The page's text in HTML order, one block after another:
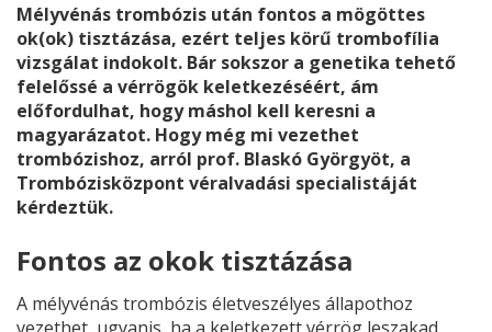
Mélyvénás trombózis után fontos a mögöttes
ok(ok) tisztázása, ezért teljes körű trombofília
vizsgálat indokolt. Bár sokszor a genetika tehető
felelőssé a vérrögök keletkezéséért, ám
előfordulhat, hogy máshol kell keresni a
magyarázatot. Hogy még mi vezethet
trombózishoz, arról prof. Blaskó Györgyöt, a
Trombózisközpont véralvadási specialistáját
kérdeztük.
Fontos az okok tisztázása
A mélyvénás trombózis életveszélyes állapothoz